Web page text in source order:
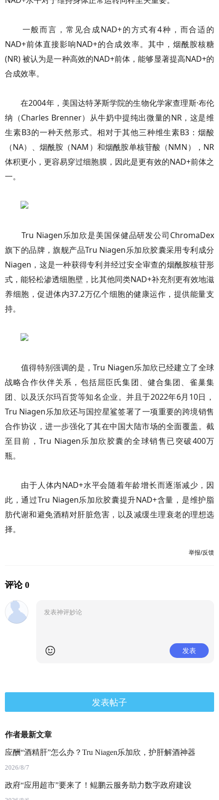
一般而言，常见合成NAD+的方式有4种，而合适的
NAD+前体直接影响NAD+的合成效率。其中，烟酰胺核糖
(NR) 被认为是一种高效的NAD+前体，能够显著提高NAD+的
合成效率。
在2004年，美国达特茅斯学院的生物化学家查理斯·布伦
纳（Charles Brenner）从牛奶中提纯出微量的NR，这是维
生素B3的一种天然形式。相对于其他三种维生素B3：烟酸
（NA）、烟酰胺（NAM）和烟酰胺单核苷酸（NMN），NR
体积更小，更容易穿过细胞膜，因此是更有效的NAD+前体之
一。
Tru Niagen乐加欣是美国保健品研发公司ChromaDex
旗下的品牌，旗舰产品Tru Niagen乐加欣胶囊采用专利成分
Niagen，这是一种获得专利并经过安全审查的烟酰胺核苷形
式，能轻松渗透细胞壁，比其他同类NAD+补充剂更有效地滋
养细胞，促进体内37.2万亿个细胞的健康运作，提供能量支
持。
值得特别强调的是，Tru Niagen乐加欣已经建立了全球
战略合作伙伴关系，包括屈臣氏集团、健合集团、雀巢集
团、以及沃尔玛百货等知名企业。并且于2022年6月10日，
Tru Niagen乐加欣还与国控星鲨签署了一项重要的跨境销售
合作协议，进一步强化了其在中国大陆市场的全面覆盖。截
至目前，Tru Niagen乐加欣胶囊的全球销售已突破400万
瓶。
由于人体内NAD+水平会随着年龄增长而逐渐减少，因
此，通过Tru Niagen乐加欣胶囊提升NAD+含量，是维护脂
肪代谢和避免酒精对肝脏危害，以及减缓生理衰老的理想选
择。
举报/反馈
评论 0
发表
发表帖子
作者最新文章
应酬“酒精肝”怎么办？Tru Niagen乐加欣，护肝解酒神器
2026/8/7
政府“应用超市”要来了！鲲鹏云服务助力数字政府建设